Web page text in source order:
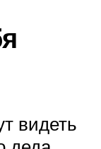
видеть